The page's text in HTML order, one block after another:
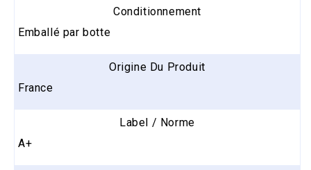
Conditionnement
Emballé par botte
Origine Du Produit
France
Label / Norme
A+